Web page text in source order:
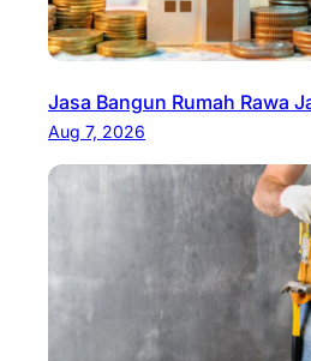
Jasa Bangun Rumah Rawa
Aug 7, 2026